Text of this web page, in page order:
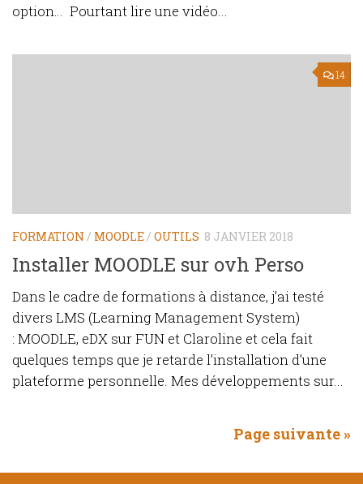
option… Pourtant lire une vidéo...
14
FORMATION / MOODLE / OUTILS 8 JANVIER 2018
Installer MOODLE sur ovh Perso
Dans le cadre de formations à distance, j’ai testé
divers LMS (Learning Management System)
: MOODLE, eDX sur FUN et Claroline et cela fait
quelques temps que je retarde l’installation d’une
plateforme personnelle. Mes développements sur...
Page suivante »